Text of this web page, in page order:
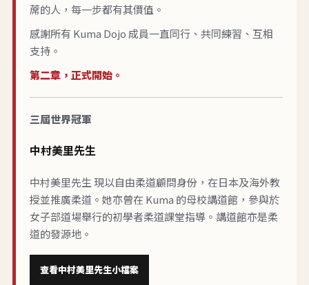
蓆的人，每一步都有其價值。
感謝所有 Kuma Dojo 成員一直同行、共同練習、互相
支持。
第二章，正式開始。
三屆世界冠軍
中村美里先生
中村美里先生 現以自由柔道顧問身份，在日本及海外教
授並推廣柔道。她亦曾在 Kuma 的母校講道館，參與於
女子部道場舉行的初學者柔道課堂指導。講道館亦是柔
道的發源地。
查看中村美里先生小檔案